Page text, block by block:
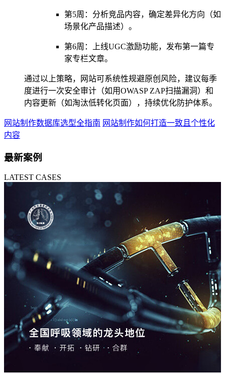
第5周：分析竞品内容，确定差异化方向（如
场景化产品描述）。
第6周：上线UGC激励功能，发布第一篇专
家专栏文章。
通过以上策略，网站可系统性规避原创风险，建议每季
度进行一次安全审计（如用OWASP ZAP扫描漏洞）和
内容更新（如淘汰低转化页面），持续优化防护体系。
网站制作数据库选型全指南 网站制作如何打造一致且个性化
内容
最新案例
LATEST CASES